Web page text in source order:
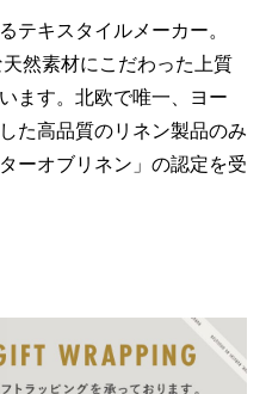
テキスタイルメーカー。
然素材にこだわった上質
ます。北欧で唯一、ヨー
た高品質のリネン製品のみ
ーオブリネン」の認定を受